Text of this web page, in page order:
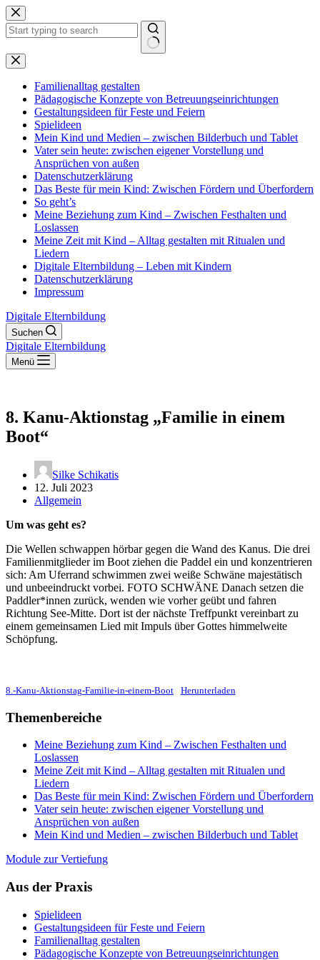
Zum
Inhalt
springen
Keine
Ergebnisse
Familienalltag gestalten
Pädagogische Konzepte von Betreuungseinrichtungen
Gestaltungsideen für Feste und Feiern
Spielideen
Mein Kind und Medien – zwischen Bilderbuch und Tablet
Vater sein heute: zwischen eigener Vorstellung und
Ansprüchen von außen
Datenschutzerklärung
Das Beste für mein Kind: Zwischen Fördern und Überfordern
So geht’s
Meine Beziehung zum Kind – Zwischen Festhalten und
Loslassen
Meine Zeit mit Kind – Alltag gestalten mit Ritualen und
Liedern
Digitale Elternbildung – Leben mit Kindern
Datenschutzerklärung
Impressum
Digitale Elternbildung
Suchen
Digitale Elternbildung
Menü
8. Kanu-Aktionstag „Familie in einem
Boot“
Silke Schikatis
12. Juli 2023
Allgemein
Um was geht es?
Die Wellen schwappen hörbar gegen die Wand des Kanus. Die drei
Familienmitglieder im Boot ziehen die Paddel ein und konzentrieren
sich: Am Uferrand schwimmen zwei weiße Schwäne majestätisch
und unbeeindruckt vorbei. FOTO SCHWÄNE Danach setzen die
Paddler*innen zurück, wenden wie vorher geübt und fahren
Richtung See-Mitte. Dort ist der nächste Treffpunkt vereinbart zu
einem gemeinsamen Lied mit Impuls über Gottes himmelweite
Schöpfung.
8.-Kanu-Aktionstag-Familie-in-einem-Boot Herunterladen
Themenbereiche
Meine Beziehung zum Kind – Zwischen Festhalten und
Loslassen
Meine Zeit mit Kind – Alltag gestalten mit Ritualen und
Liedern
Das Beste für mein Kind: Zwischen Fördern und Überfordern
Vater sein heute: zwischen eigener Vorstellung und
Ansprüchen von außen
Mein Kind und Medien – zwischen Bilderbuch und Tablet
Module zur Vertiefung
Aus der Praxis
Spielideen
Gestaltungsideen für Feste und Feiern
Familienalltag gestalten
Pädagogische Konzepte von Betreuungseinrichtungen